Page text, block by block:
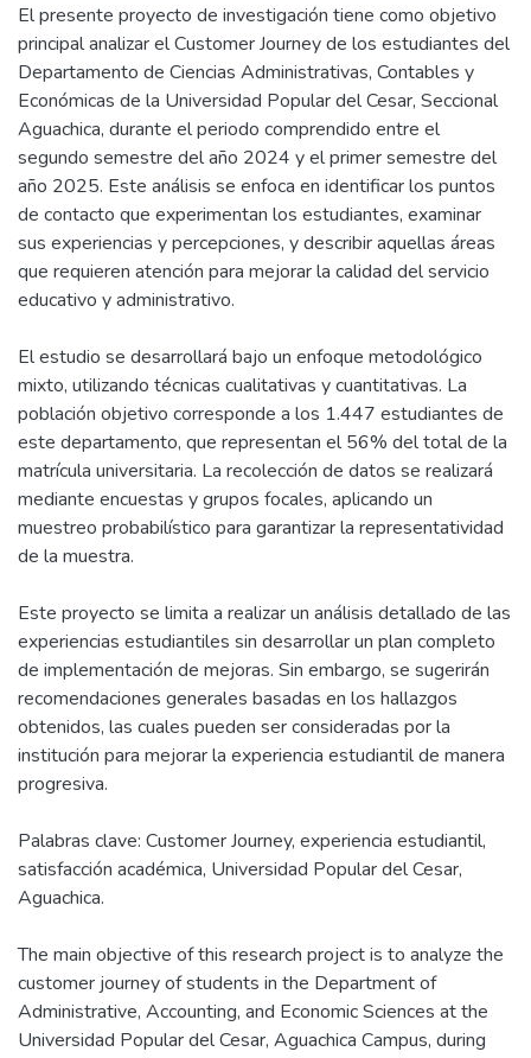
El presente proyecto de investigación tiene como objetivo
principal analizar el Customer Journey de los estudiantes del
Departamento de Ciencias Administrativas, Contables y
Económicas de la Universidad Popular del Cesar, Seccional
Aguachica, durante el periodo comprendido entre el
segundo semestre del año 2024 y el primer semestre del
año 2025. Este análisis se enfoca en identificar los puntos
de contacto que experimentan los estudiantes, examinar
sus experiencias y percepciones, y describir aquellas áreas
que requieren atención para mejorar la calidad del servicio
educativo y administrativo.
El estudio se desarrollará bajo un enfoque metodológico
mixto, utilizando técnicas cualitativas y cuantitativas. La
población objetivo corresponde a los 1.447 estudiantes de
este departamento, que representan el 56% del total de la
matrícula universitaria. La recolección de datos se realizará
mediante encuestas y grupos focales, aplicando un
muestreo probabilístico para garantizar la representatividad
de la muestra.
Este proyecto se limita a realizar un análisis detallado de las
experiencias estudiantiles sin desarrollar un plan completo
de implementación de mejoras. Sin embargo, se sugerirán
recomendaciones generales basadas en los hallazgos
obtenidos, las cuales pueden ser consideradas por la
institución para mejorar la experiencia estudiantil de manera
progresiva.
Palabras clave: Customer Journey, experiencia estudiantil,
satisfacción académica, Universidad Popular del Cesar,
Aguachica.
The main objective of this research project is to analyze the
customer journey of students in the Department of
Administrative, Accounting, and Economic Sciences at the
Universidad Popular del Cesar, Aguachica Campus, during